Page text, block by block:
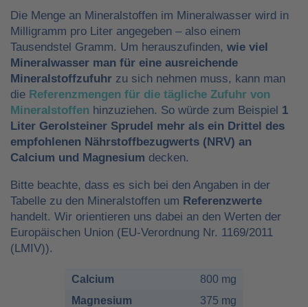
Die Menge an Mineralstoffen im Mineralwasser wird in
Milligramm pro Liter angegeben – also einem
Tausendstel Gramm. Um herauszufinden, wie viel
Mineralwasser man für eine ausreichende
Mineralstoffzufuhr zu sich nehmen muss, kann man
die Referenzmengen für die tägliche Zufuhr von
Mineralstoffen hinzuziehen. So würde zum Beispiel 1
Liter Gerolsteiner Sprudel mehr als ein Drittel des
empfohlenen Nährstoffbezugwerts (NRV) an
Calcium und Magnesium decken.
Bitte beachte, dass es sich bei den Angaben in der
Tabelle zu den Mineralstoffen um Referenzwerte
handelt. Wir orientieren uns dabei an den Werten der
Europäischen Union (EU-Verordnung Nr. 1169/2011
(LMIV)).
Calcium
800 mg
Magnesium
375 mg